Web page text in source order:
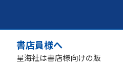
書店員様へ
星海社は書店様向けの販